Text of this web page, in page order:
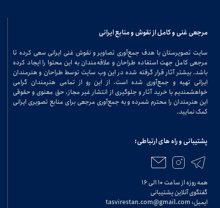
مرجعی غنی و کامل از نقوش و منابع ایرانی
سایت تصویرستان با هدف جمع‌آوری تصاویر و نقوش غنی ایرانی سعی کرده تا
مرجعی کامل جهت استفاده طراحان و علاقه‌مندان به این محتوا را ایجاد کرده
باشد. بیشتر آثار قرار گرفته شده در این وب سایت توسط طراحان و هنرمندان
ایرانی تهیه و جمع‌آوری شده است. از این رو از تمامی هنرمندان گرامی
خواهشمندیم با خرید آثار و جلوگیری از انتشار غیر مجاز، حق معنوی و حقوقی
این هنرمندان را محترم شمرده و به جمع‌آوری مرجعی برای منابع تصویری ایرانی
کمک نمایید.
پشتیبانی و راه های ارتباطی:
همه روزه از ساعت ۱۰ الی ۱۶
گفتگوی آنلاین پشتیبانی
ایمیل: tasvirestan.com@gmail.com